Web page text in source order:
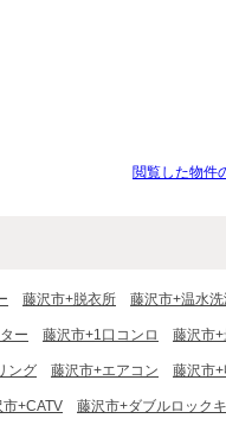
閲覧した物件
藤沢市+脱衣所 藤沢市+温水
ー 藤沢市+1口コンロ 藤沢市
ング 藤沢市+エアコン 藤沢市
市+CATV 藤沢市+ダブルロック